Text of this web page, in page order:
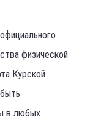
физической
Курской
в любых